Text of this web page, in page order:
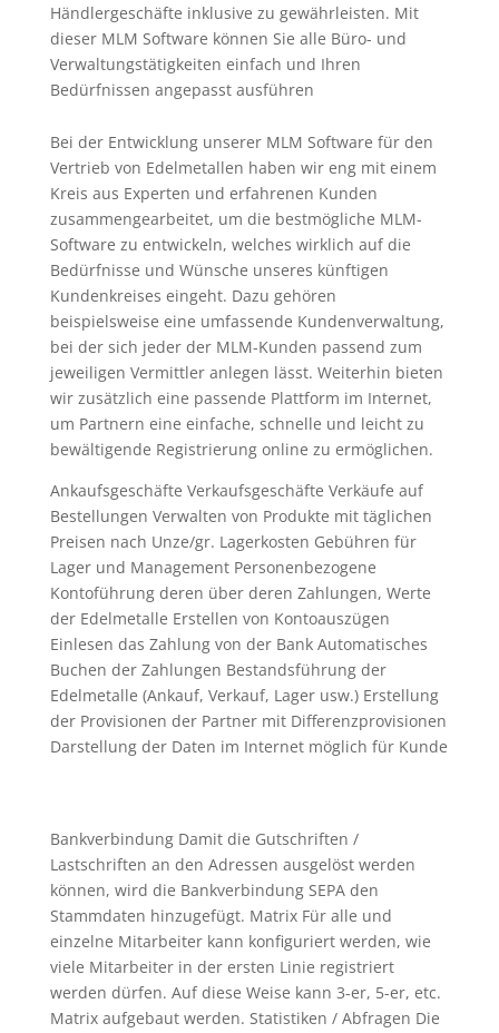
Händlergeschäfte inklusive zu gewährleisten. Mit
dieser MLM Software können Sie alle Büro- und
Verwaltungstätigkeiten einfach und Ihren
Bedürfnissen angepasst ausführen
Bei der Entwicklung unserer MLM Software für den
Vertrieb von Edelmetallen haben wir eng mit einem
Kreis aus Experten und erfahrenen Kunden
zusammengearbeitet, um die bestmögliche MLM-
Software zu entwickeln, welches wirklich auf die
Bedürfnisse und Wünsche unseres künftigen
Kundenkreises eingeht. Dazu gehören
beispielsweise eine umfassende Kundenverwaltung,
bei der sich jeder der MLM-Kunden passend zum
jeweiligen Vermittler anlegen lässt. Weiterhin bieten
wir zusätzlich eine passende Plattform im Internet,
um Partnern eine einfache, schnelle und leicht zu
bewältigende Registrierung online zu ermöglichen.
Ankaufsgeschäfte Verkaufsgeschäfte Verkäufe auf
Bestellungen Verwalten von Produkte mit täglichen
Preisen nach Unze/gr. Lagerkosten Gebühren für
Lager und Management Personenbezogene
Kontoführung deren über deren Zahlungen, Werte
der Edelmetalle Erstellen von Kontoauszügen
Einlesen das Zahlung von der Bank Automatisches
Buchen der Zahlungen Bestandsführung der
Edelmetalle (Ankauf, Verkauf, Lager usw.) Erstellung
der Provisionen der Partner mit Differenzprovisionen
Darstellung der Daten im Internet möglich für Kunde
BankverbindungDamit die Gutschriften /
Lastschriften an den Adressen ausgelöst werden
können, wird die Bankverbindung SEPA den
Stammdaten hinzugefügt. Matrix Für alle und
einzelne Mitarbeiter kann konfiguriert werden, wie
viele Mitarbeiter in der ersten Linie registriert
werden dürfen. Auf diese Weise kann 3-er, 5-er, etc.
Matrix aufgebaut werden. Statistiken / Abfragen Die